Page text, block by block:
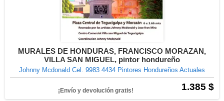
MURALES DE HONDURAS, FRANCISCO MORAZAN,
VILLA SAN MIGUEL, pintor hondureño
Johnny Mcdonald Cel. 9983 4434 Pintores Hondureños Actuales
1.385 $
¡Envío y devolución gratis!